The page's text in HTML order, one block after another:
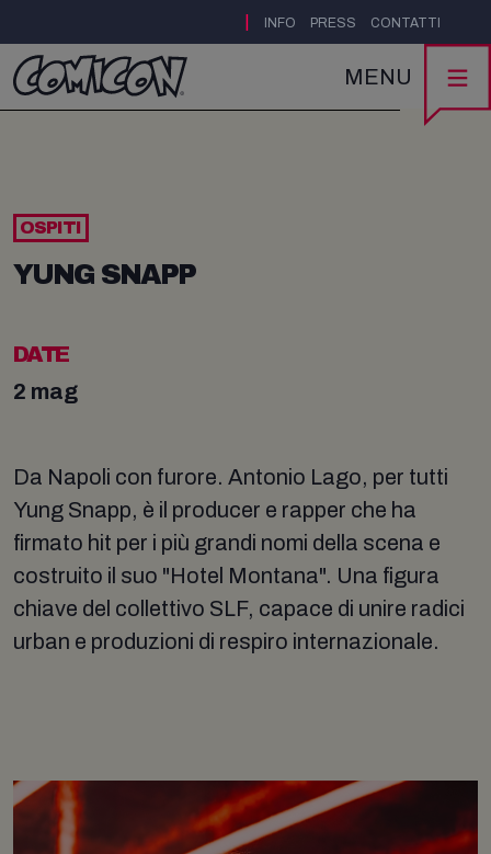
INFO PRESS CONTATTI
MENU
OSPITI
YUNG SNAPP
DATE
2 mag
Da Napoli con furore. Antonio Lago, per tutti
Yung Snapp, è il producer e rapper che ha
firmato hit per i più grandi nomi della scena e
costruito il suo "Hotel Montana". Una figura
chiave del collettivo SLF, capace di unire radici
urban e produzioni di respiro internazionale.